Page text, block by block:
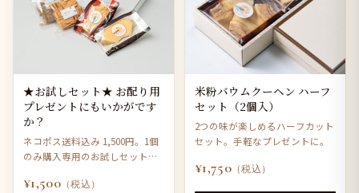
★お試しセット★ お配り用
プレゼントにもいかがです
か？
ネコポス送料込み 1,500円。1個
のみ購入専用のお試しセットで
¥1,500 （税込）
米粉バウムクーヘン ハーフ
セット（2個入）
2つの味が楽しめるハーフカット
セット。手軽なプレゼントに。
¥1,750 （税込）